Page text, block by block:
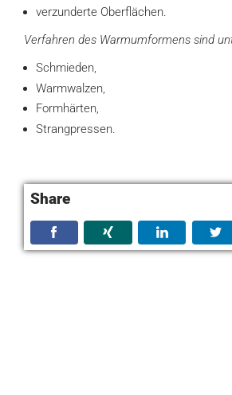
verzunderte Oberflächen.
Verfahren des Warmumformens sind
Schmieden,
Warmwalzen,
Formhärten,
Strangpressen.
Share